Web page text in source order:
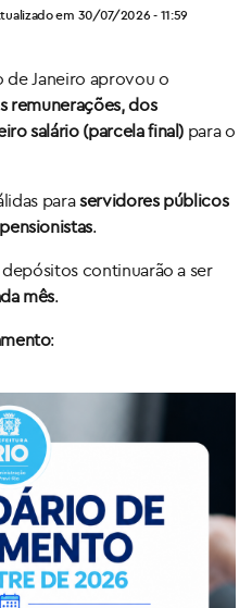
em 30/07/2026 - 11:59
de Janeiro aprovou o
remunerações, dos
salário (parcela final) para o
paraservidores públicos
pensionistas.
continuarão a ser
mês.
: